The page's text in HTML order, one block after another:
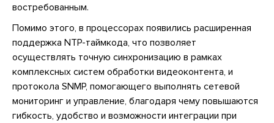
востребованным.
Помимо этого, в процессорах появились расширенная
поддержка NTP-таймкода, что позволяет
осуществлять точную синхронизацию в рамках
комплексных систем обработки видеоконтента, и
протокола SNMP, помогающего выполнять сетевой
мониторинг и управление, благодаря чему повышаются
гибкость, удобство и возможности интеграции при